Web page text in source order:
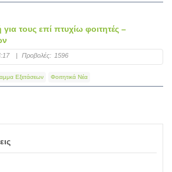
τους επί πτυχίω φοιτητές –
| Προβολές: 1596
Εξετάσεων Φοιτητικά Νέα